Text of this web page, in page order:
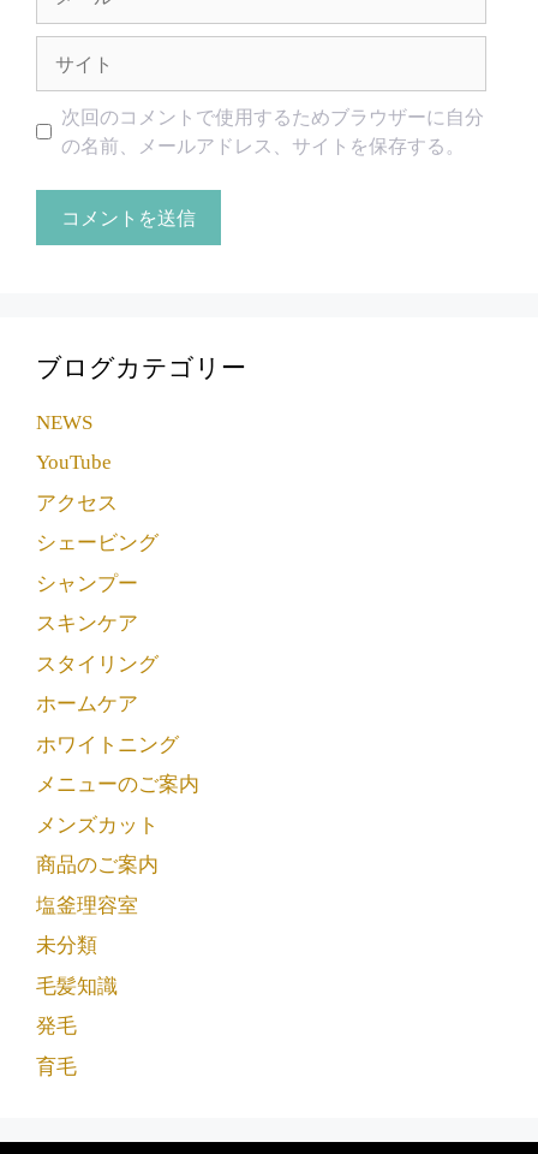
ル
次回のコメントで使用するためブラウザーに自分
の名前、メールアドレス、サイトを保存する。
ブログカテゴリー
NEWS
YouTube
アクセス
シェービング
シャンプー
スキンケア
スタイリング
ホームケア
ホワイトニング
メニューのご案内
メンズカット
商品のご案内
塩釜理容室
未分類
毛髪知識
発毛
育毛